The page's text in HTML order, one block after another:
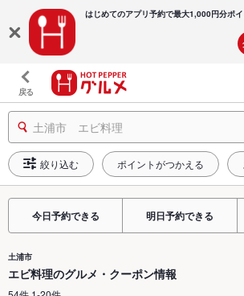
はじめてのアプリ予約で最大1,000円分ポ
戻る
土浦市 エビ料理
絞り込む ポイントがつかえる
今日予約できる 明日予約できる
土浦市
エビ料理のグルメ・クーポン情報